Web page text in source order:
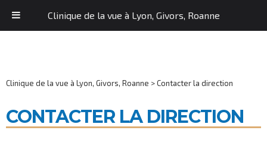
Clinique de la vue à Lyon, Givors, Roanne >Contacter la direction
CONTACTER LA DIRECTION
Clinique de la vue à Lyon, Givors, Roanne